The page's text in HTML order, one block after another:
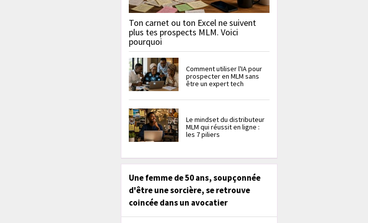
Ton carnet ou ton Excel ne suivent
plus tes prospects MLM. Voici
pourquoi
Comment utiliser l'IA pour
prospecter en MLM sans
être un expert tech
Le mindset du distributeur
MLM qui réussit en ligne :
les 7 piliers
Une femme de 50 ans, soupçonnée
d'être une sorcière, se retrouve
coincée dans un avocatier